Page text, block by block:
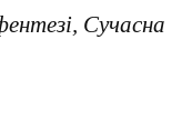
Сучасна